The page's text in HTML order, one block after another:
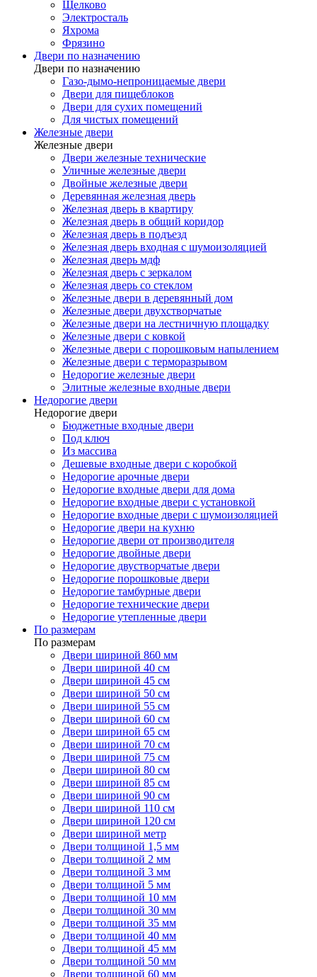
Щелково
Электросталь
Яхрома
Фрязино
Двери по назначению
Двери по назначению
Газо-дымо-непроницаемые двери
Двери для пищеблоков
Двери для сухих помещений
Для чистых помещений
Железные двери
Железные двери
Двери железные технические
Уличные железные двери
Двойные железные двери
Деревянная железная дверь
Железная дверь в квартиру
Железная дверь в общий коридор
Железная дверь в подъезд
Железная дверь входная с шумоизоляцией
Железная дверь мдф
Железная дверь с зеркалом
Железная дверь со стеклом
Железные двери в деревянный дом
Железные двери двухстворчатые
Железные двери на лестничную площадку
Железные двери с ковкой
Железные двери с порошковым напылением
Железные двери с терморазрывом
Недорогие железные двери
Элитные железные входные двери
Недорогие двери
Недорогие двери
Бюджетные входные двери
Под ключ
Из массива
Дешевые входные двери с коробкой
Недорогие арочные двери
Недорогие входные двери для дома
Недорогие входные двери с установкой
Недорогие входные двери с шумоизоляцией
Недорогие двери на кухню
Недорогие двери от производителя
Недорогие двойные двери
Недорогие двустворчатые двери
Недорогие порошковые двери
Недорогие тамбурные двери
Недорогие технические двери
Недорогие утепленные двери
По размерам
По размерам
Двери шириной 860 мм
Двери шириной 40 см
Двери шириной 45 см
Двери шириной 50 см
Двери шириной 55 см
Двери шириной 60 см
Двери шириной 65 см
Двери шириной 70 см
Двери шириной 75 см
Двери шириной 80 см
Двери шириной 85 см
Двери шириной 90 см
Двери шириной 110 см
Двери шириной 120 см
Двери шириной метр
Двери толщиной 1,5 мм
Двери толщиной 2 мм
Двери толщиной 3 мм
Двери толщиной 5 мм
Двери толщиной 10 мм
Двери толщиной 30 мм
Двери толщиной 35 мм
Двери толщиной 40 мм
Двери толщиной 45 мм
Двери толщиной 50 мм
Двери толщиной 60 мм